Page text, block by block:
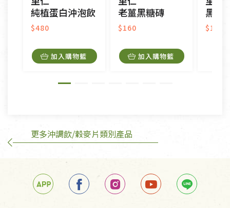
衣飾鞋類-如T恤，如於送達後水洗或污損者。
美容保養用品、內衣褲、襪子、口罩等私人消耗性產
內衣褲、襪子、口罩個人衛生用品除商品本身有瑕疵
外,依據《通訊交易解除權合理例外情事適用準
訂購手抄稿退貨需知：
若未保持原包裝方式或未使用原箱退回，導致書籍有
任何折損、磨損、污損或凹角，將不接受退貨，也不
純植蛋白沖泡飲
$480
加入購物籃
老薑黑糖磚
$160
加入購物籃
黑米核
$190
更多沖調飲/穀麥片類別產品